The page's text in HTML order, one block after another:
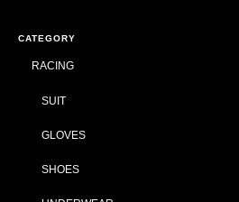
CATEGORY
RACING
SUIT
GLOVES
SHOES